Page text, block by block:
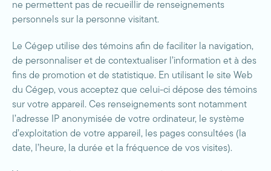
ne permettent pas de recueillir de renseignements
personnels sur la personne visitant.
Le Cégep utilise des témoins afin de faciliter la navigation,
de personnaliser et de contextualiser l’information et à des
fins de promotion et de statistique. En utilisant le site Web
du Cégep, vous acceptez que celui-ci dépose des témoins
sur votre appareil. Ces renseignements sont notamment
l’adresse IP anonymisée de votre ordinateur, le système
d’exploitation de votre appareil, les pages consultées (la
date, l’heure, la durée et la fréquence de vos visites).